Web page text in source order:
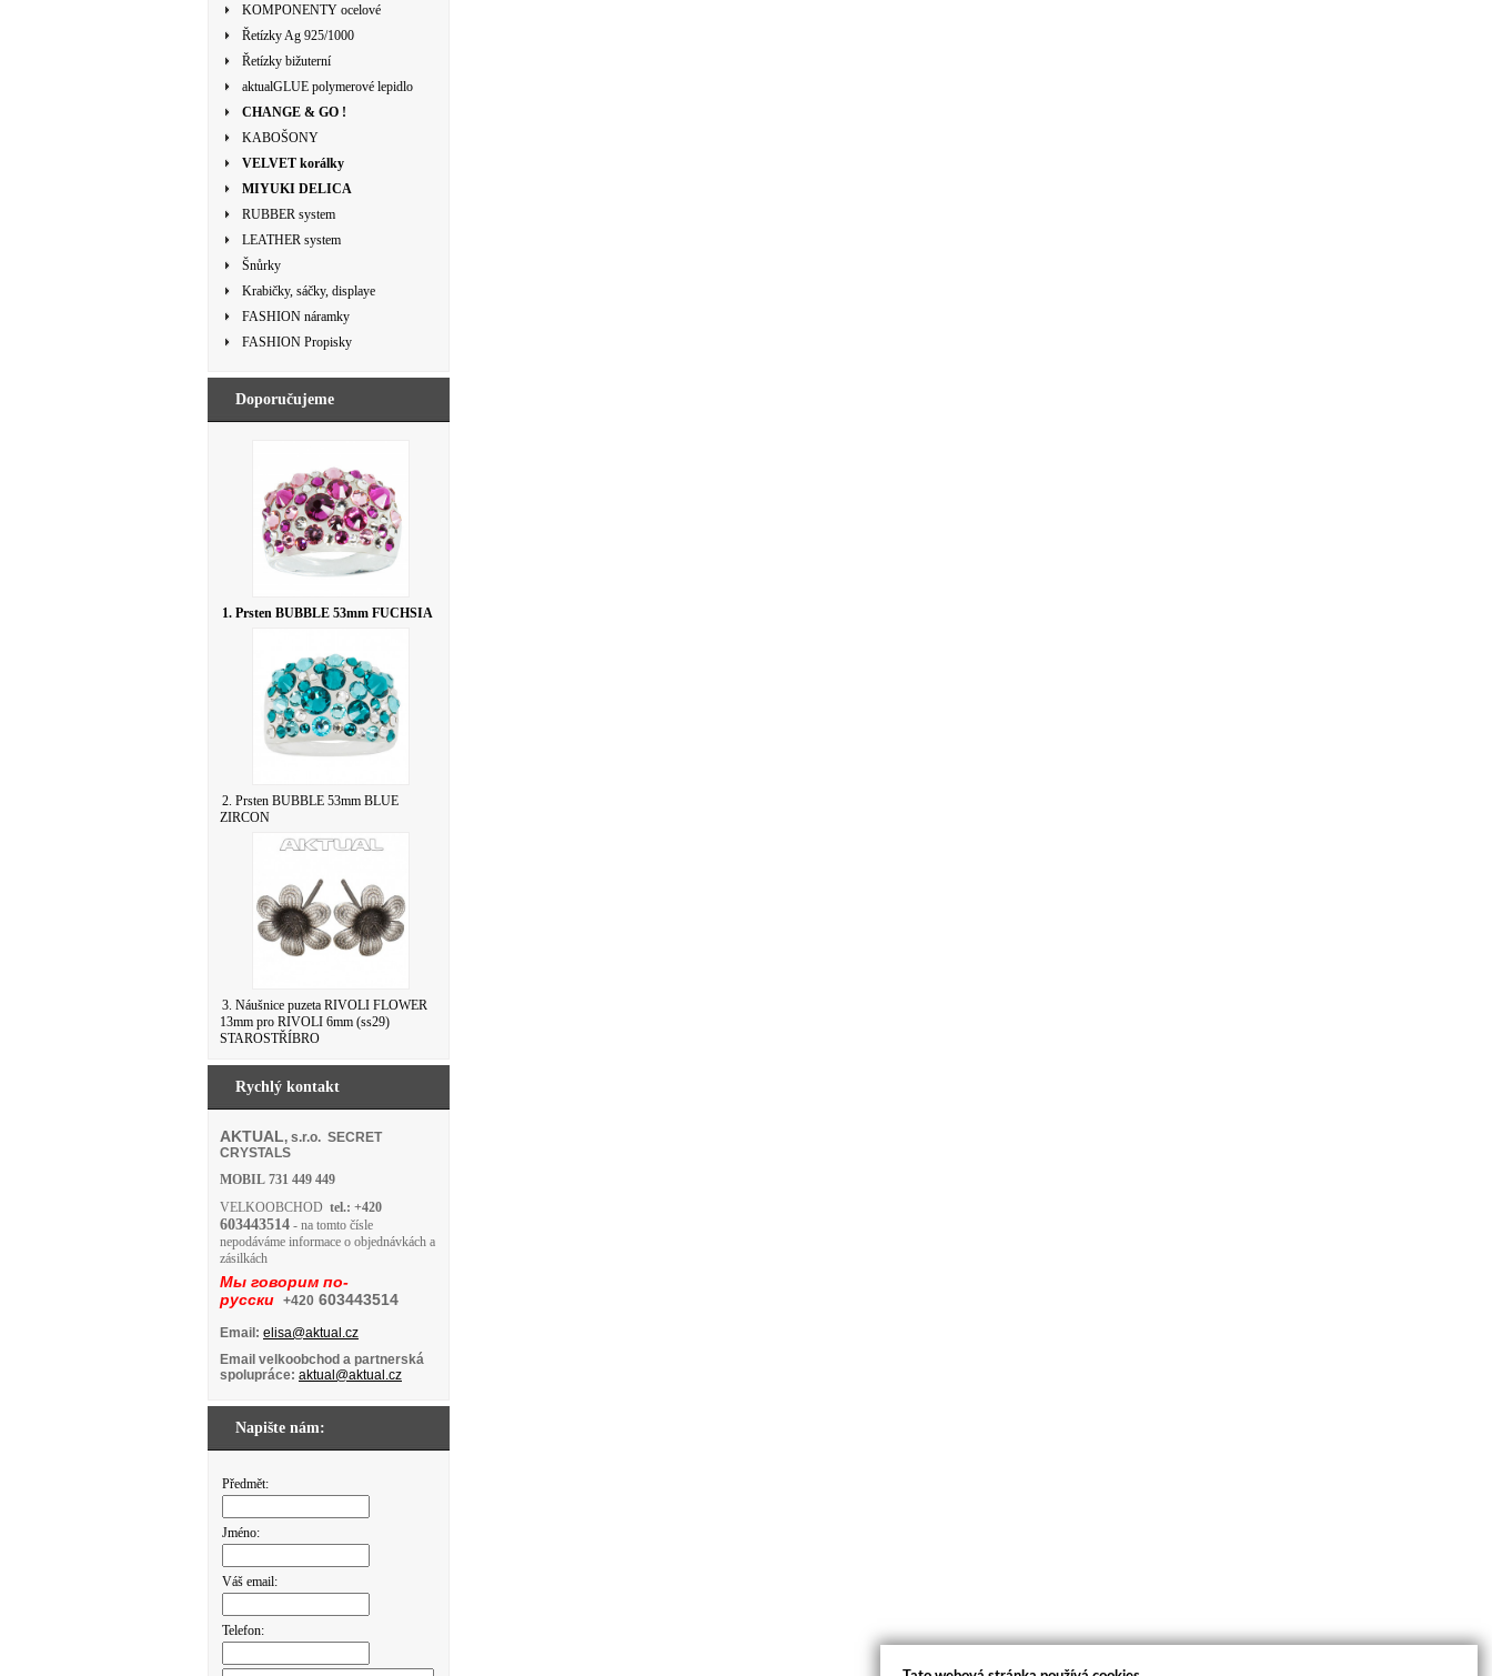
KOMPONENTY ocelové
Řetízky Ag 925/1000
Řetízky bižuterní
aktualGLUE polymerové lepidlo
CHANGE & GO !
KABOŠONY
VELVET korálky
MIYUKI DELICA
RUBBER system
LEATHER system
Šnůrky
Krabičky, sáčky, displaye
FASHION náramky
FASHION Propisky
Doporučujeme
1. Prsten BUBBLE 53mm FUCHSIA
2. Prsten BUBBLE 53mm BLUE
ZIRCON
3. Náušnice puzeta RIVOLI FLOWER
13mm pro RIVOLI 6mm (ss29)
STAROSTŘÍBRO
Rychlý kontakt
AKTUAL, s.r.o. SECRET
CRYSTALS
MOBIL 731 449 449
VELKOOBCHOD tel.: +420
603443514 - na tomto čísle
nepodáváme informace o objednávkách a
zásilkách
Мы говорим по-
русски +420 603443514
Email: elisa@aktual.cz
Email velkoobchod a partnerská
spolupráce: aktual@aktual.cz
Napište nám:
Předmět:
Jméno:
Váš email:
Telefon: